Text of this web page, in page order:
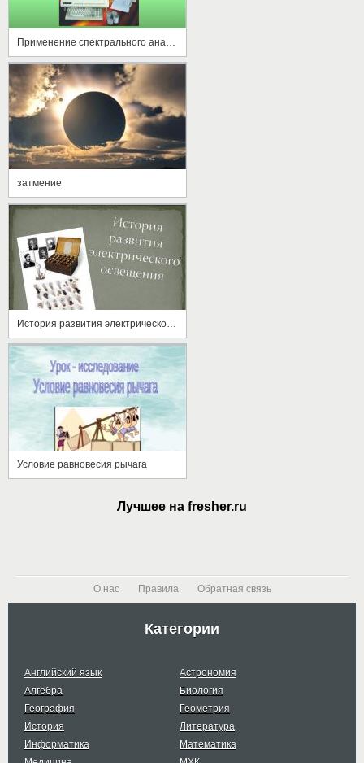
затмение
Условие равновесия рычага
Лучшее на fresher.ru
О нас Правила Обратная связь
Категории
Английский язык
Астрономия
Алгебра
Биология
География
Геометрия
История
Литература
Информатика
Математика